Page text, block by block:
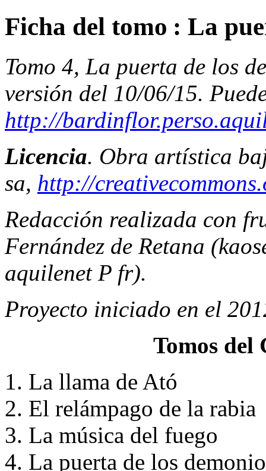
Ficha del tomo : La
Tomo 4, La puerta de los
versión del 10/06/15.
http://
Licencia. Obra artística
sa, http://
Redacción realizada con
Fernández de Retana (
aquilenet P fr).
Proyecto iniciado en el
Tomos del
La llama de Ató
El relámpago de la rabia
La música del fuego
La puerta de los